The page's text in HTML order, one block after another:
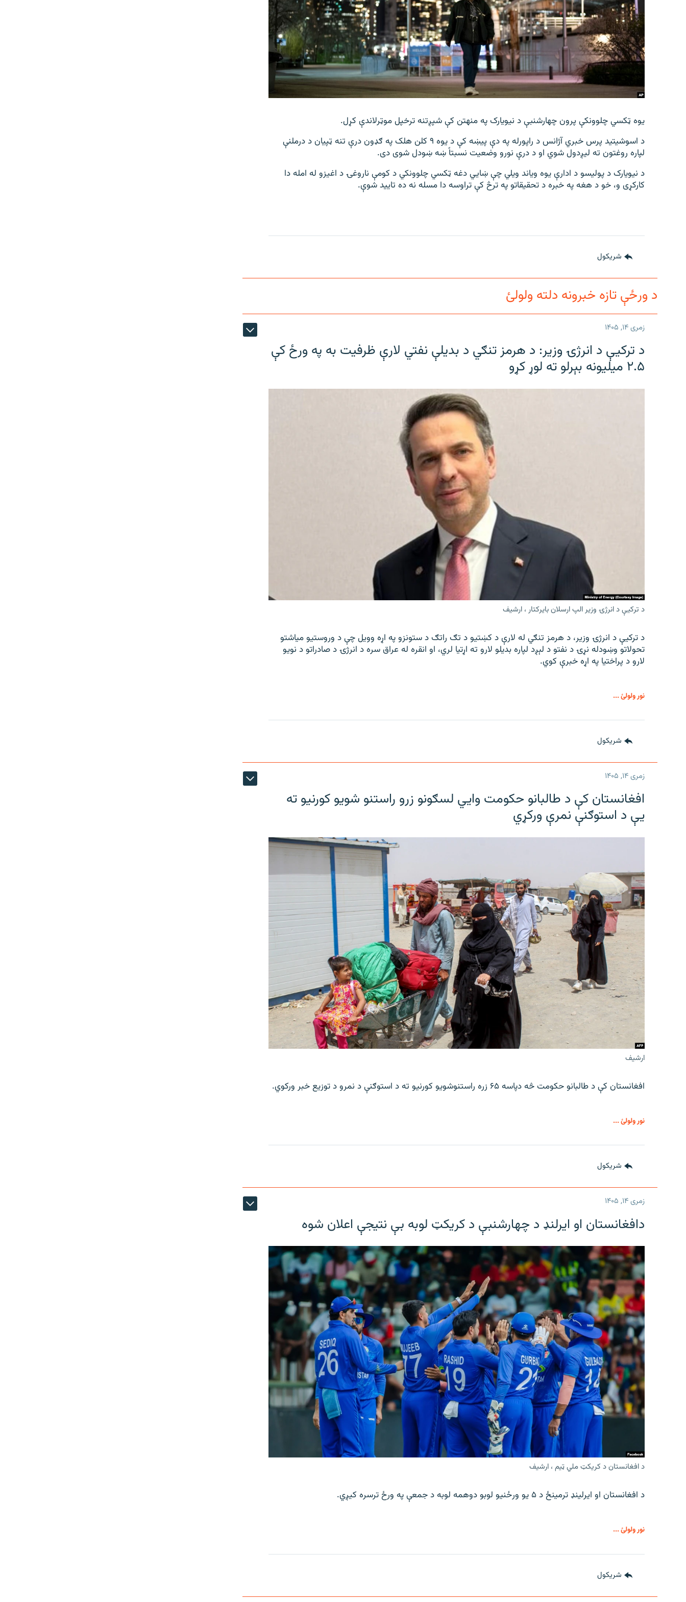
یوه ټکسي چلوونکې پرون چهارشنبې د نیویارک په منهتن کې شپږتنه ترخپل موټرلاندې کړل.
د اسوشیتید پرس خبري آژانس د راپورله په دې پیښه کې د یوه ۹ کلن هلک په ګډون درې تنه ټپیان د درملنې
لپاره روغتون ته لیږدول شوي او د درې نورو وضعیت نسبتاً ښه ښودل شوی دی.
د نیویارک د پولیسو د ادارې یوه ویاند ویلي چې ښایي دغه ټکسي چلوونکي د کومې ناروغۍ د اغیزو له امله دا
کارکړی و، خو د هغه په خبره د تحقیقاتو په ترڅ کې تراوسه دا مسله نه ده تایید شوې.
شريکول
د ورځې تازه خبرونه دلته ولولئ
زمری ۱۴, ۱۴۰۵
د ترکیې د انرژۍ وزیر: د هرمز تنګي د بدیلې نفتي لارې ظرفیت به په ورځ کې
۲.۵ میلیونه بېرلو ته لوړ کړو
د ترکیې د انرژۍ وزیر الپ ارسلان بایرکتار ، ارشیف
د ترکیې د انرژۍ وزیر، د هرمز تنګي له لارې د کښتیو د تګ راتګ د ستونزو په اړه وویل چې د وروستیو میاشتو
تحولاتو وښودله نړۍ د نفتو د لېږد لپاره بدیلو لارو ته اړتیا لري، او انقره له عراق سره د انرژۍ د صادراتو د نویو
لارو د پراختیا په اړه خبرې کوي.
نور ولولئ ...
شريکول
زمری ۱۴, ۱۴۰۵
افغانستان کې د طالبانو حکومت وايي لسګونو زرو راستنو شویو کورنیو ته
یې د استوګنې نمرې ورکړي
ارشیف
افغانستان کې د طالبانو حکومت څه دپاسه ۶۵ زره راستنوشویو کورنیو ته د استوګنې د نمرو د توزیع خبر ورکوي.
نور ولولئ ...
شريکول
زمری ۱۴, ۱۴۰۵
دافغانستان او ایرلنډ د چهارشنبې د کریکټ لوبه بې نتیجې اعلان شوه
د افغانستان د کریکټ ملي ټیم ، ارشیف
د افغانستان او ایرلینډ ترمینځ د ۵ یو ورځنیو لوبو دوهمه لوبه د جمعې په ورځ ترسره کیږي.
نور ولولئ ...
شريکول